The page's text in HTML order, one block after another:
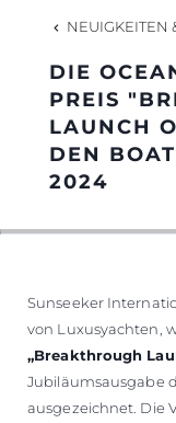
NEUIGKEITEN
DIE
PREIS
LAUNCH
DEN
2024
Sunseeker
von Luxusyachten,
„Breakthrough
Jubiläumsausgabe
ausgezeichnet. Die